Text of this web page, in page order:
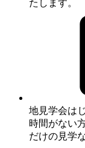
たします。
地見学会は
時間がない
だけの見学